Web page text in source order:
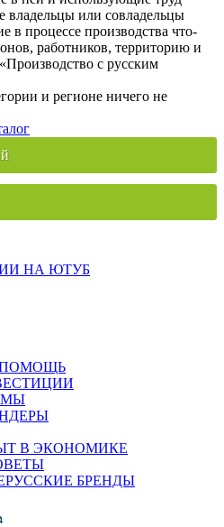
владельцы или совладельцы
в процессе производства что-
работников, территорию и
с русским
и регионе ничего не
НА ЮТУБ
В ЭКОНОМИКЕ
БРЕНДЫ